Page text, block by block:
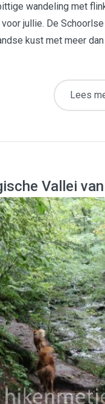
wandeling met
jullie. De
kust met meer dan
Lees
Vallei